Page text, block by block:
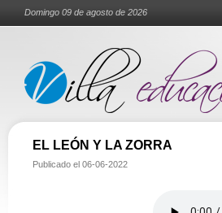
Domingo 09 de agosto de 2026
EL LEÓN Y LA ZORRA
Publicado el 06-06-2022